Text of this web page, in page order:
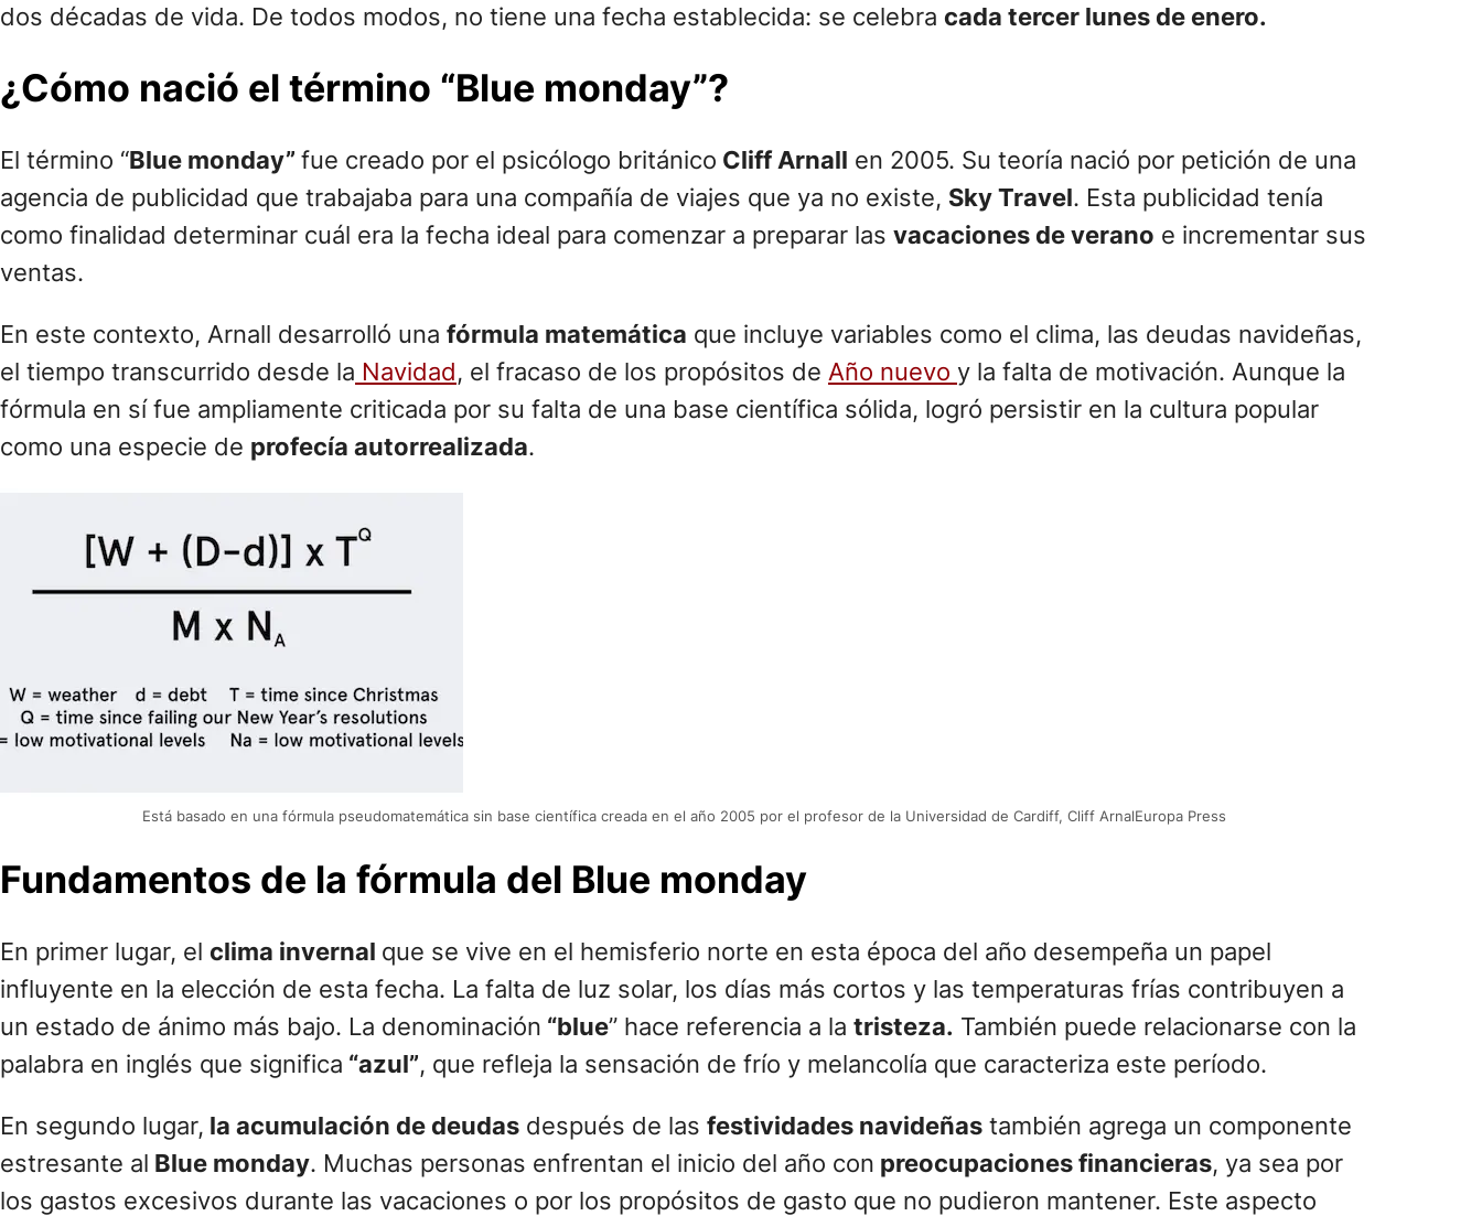
dos décadas de vida. De todos modos, no tiene una fecha establecida: se celebra cada tercer lunes de enero.
¿Cómo nació el término “Blue monday”?
El término “Blue monday” fue creado por el psicólogo británico Cliff Arnall en 2005. Su teoría nació por petición de una
agencia de publicidad que trabajaba para una compañía de viajes que ya no existe, Sky Travel. Esta publicidad tenía
como finalidad determinar cuál era la fecha ideal para comenzar a preparar las vacaciones de verano e incrementar sus
ventas.
En este contexto, Arnall desarrolló una fórmula matemática que incluye variables como el clima, las deudas navideñas,
el tiempo transcurrido desde la Navidad, el fracaso de los propósitos de Año nuevo y la falta de motivación. Aunque la
fórmula en sí fue ampliamente criticada por su falta de una base científica sólida, logró persistir en la cultura popular
como una especie de profecía autorrealizada.
Está basado en una fórmula pseudomatemática sin base científica creada en el año 2005 por el profesor de la Universidad de Cardiff, Cliff ArnalEuropa Press
Fundamentos de la fórmula del Blue monday
En primer lugar, el clima invernal que se vive en el hemisferio norte en esta época del año desempeña un papel
influyente en la elección de esta fecha. La falta de luz solar, los días más cortos y las temperaturas frías contribuyen a
un estado de ánimo más bajo. La denominación “blue” hace referencia a la tristeza. También puede relacionarse con la
palabra en inglés que significa “azul”, que refleja la sensación de frío y melancolía que caracteriza este período.
En segundo lugar, la acumulación de deudas después de las festividades navideñas también agrega un componente
estresante al Blue monday. Muchas personas enfrentan el inicio del año con preocupaciones financieras, ya sea por
los gastos excesivos durante las vacaciones o por los propósitos de gasto que no pudieron mantener. Este aspecto